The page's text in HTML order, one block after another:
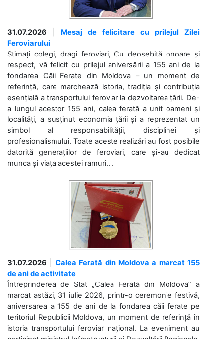
31.07.2026
Mesaj de felicitare cu prilejul Zilei
Feroviarului
Stimați colegi, dragi feroviari, Cu deosebită onoare și
respect, vă felicit cu prilejul aniversării a 155 ani de la
fondarea Căii Ferate din Moldova – un moment de
referință, care marchează istoria, tradiția și contribuția
esențială a transportului feroviar la dezvoltarea țării. De-
a lungul acestor 155 ani, calea ferată a unit oameni și
localități, a susținut economia țării și a reprezentat un
simbol al responsabilității, disciplinei și
profesionalismului. Toate aceste realizări au fost posibile
datorită generațiilor de feroviari, care și-au dedicat
munca și viața acestei ramuri....
31.07.2026
Calea Ferată din Moldova a marcat 155
de ani de activitate
Întreprinderea de Stat „Calea Ferată din Moldova” a
marcat astăzi, 31 iulie 2026, printr-o ceremonie festivă,
aniversarea a 155 de ani de la fondarea căii ferate pe
teritoriul Republicii Moldova, un moment de referință în
istoria transportului feroviar național. La eveniment au